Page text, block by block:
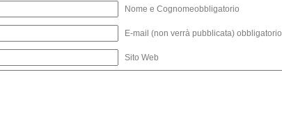
Nome e Cognomeobbligatorio
E-mail (non verrà pubblicata) obbligatorio
Sito Web